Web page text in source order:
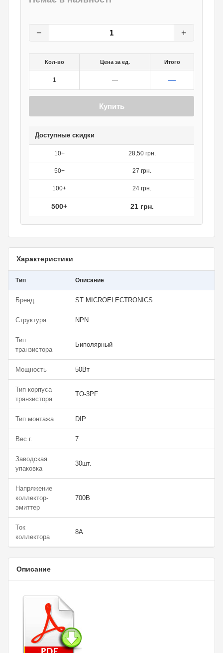
− +
Кол-во Цена за ед. Итого
1 — —
Купить
Доступные скидки
10+ 28,50 грн.
50+ 27 грн.
100+ 24 грн.
500+ 21 грн.
Характеристики
Тип Описание
Бренд ST MICROELECTRONICS
Структура NPN
Тип
транзистора
Биполярный
Мощность 50Вт
Тип корпуса
транзистора
TO-3PF
Тип монтажа DIP
Вес г. 7
Заводская
упаковка
30шт.
Напряжение
коллектор-
эмиттер
700В
Ток
коллектора
8А
Описание